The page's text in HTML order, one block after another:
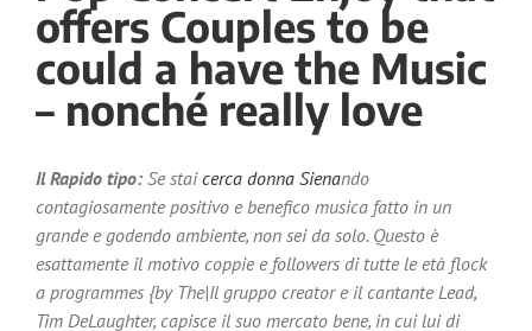
offers Couples to be
could a have the Music
– nonché really love
Il Rapido tipo: Se staicerca donna Sienando
contagiosamente positivo e benefico musica fatto in un
grande e godendo ambiente, non sei da solo. Questo è
esattamente il motivo coppie e followers di tutte le età flock
a programmes {by The|Il gruppo creator e il cantante Lead,
Tim DeLaughter, capisce il suo mercato bene, in cui lui di